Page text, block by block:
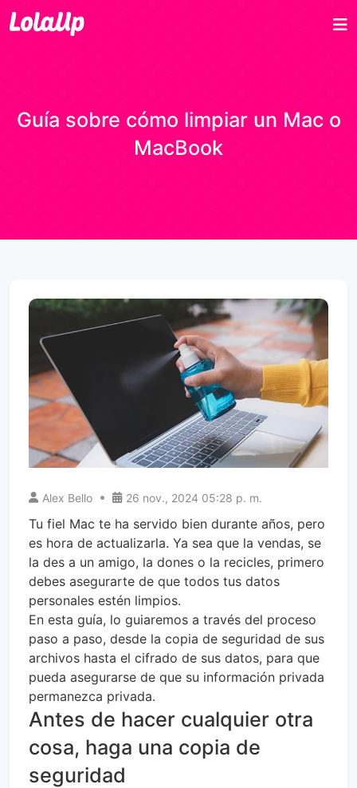
Guía sobre cómo limpiar un Mac o
MacBook
Alex Bello 26 nov., 2024 05:28 p. m.
Tu fiel Mac te ha servido bien durante años, pero
es hora de actualizarla. Ya sea que la vendas, se
la des a un amigo, la dones o la recicles, primero
debes asegurarte de que todos tus datos
personales estén limpios.
En esta guía, lo guiaremos a través del proceso
paso a paso, desde la copia de seguridad de sus
archivos hasta el cifrado de sus datos, para que
pueda asegurarse de que su información privada
permanezca privada.
Antes de hacer cualquier otra
cosa, haga una copia de
seguridad